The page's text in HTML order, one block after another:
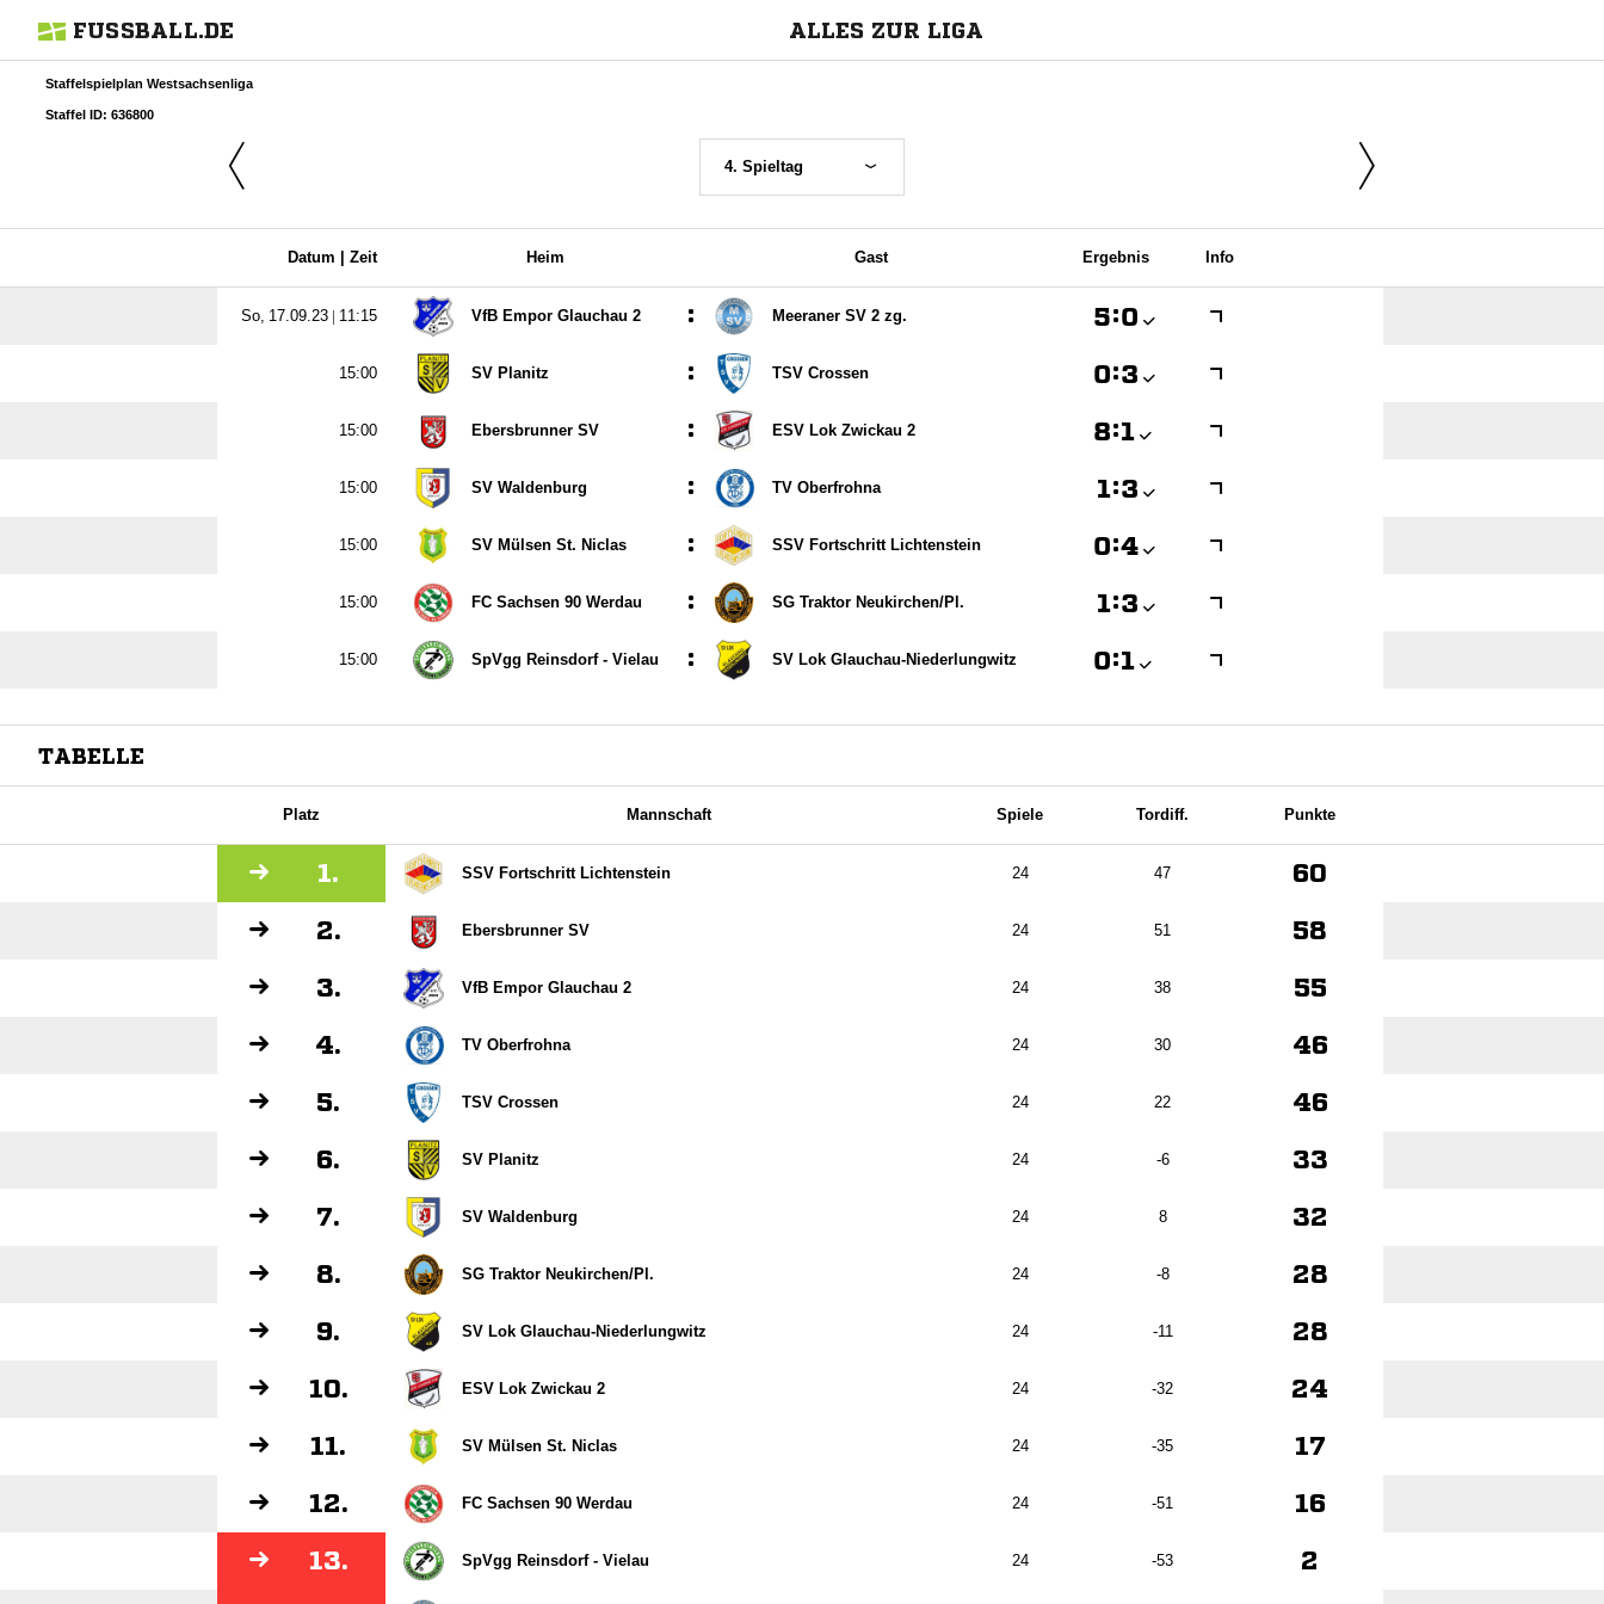
FUSSBALL.DE ALLES ZUR LIGA
Staffelspielplan Westsachsenliga
Staffel ID: 636800
4. Spieltag
Datum | Zeit Heim Gast Ergebnis Info
  |  VfB Empor Glauchau 2 : Meeraner SV 2 zg. :
 SV Planitz : TSV Crossen :
 Ebersbrunner SV : ESV Lok Zwickau 2 :
 SV Waldenburg : TV Oberfrohna :
 SV Mülsen St. Niclas : SSV Fortschritt Lichtenstein :
 FC Sachsen 90 Werdau : SG Traktor Neukirchen/​Pl. :
 SpVgg Reinsdorf - Vielau : SV Lok Glauchau-Niederlungwitz :
TABELLE
Platz Mannschaft Spiele Tordiff. Punkte
1. SSV Fortschritt Lichtenstein 24 47 60
2. Ebersbrunner SV 24 51 58
3. VfB Empor Glauchau 2 24 38 55
4. TV Oberfrohna 24 30 46
5. TSV Crossen 24 22 46
6. SV Planitz 24 -6 33
7. SV Waldenburg 24 8 32
8. SG Traktor Neukirchen/​Pl. 24 -8 28
9. SV Lok Glauchau-Niederlungwitz 24 -11 28
10. ESV Lok Zwickau 2 24 -32 24
11. SV Mülsen St. Niclas 24 -35 17
12. FC Sachsen 90 Werdau 24 -51 16
13. SpVgg Reinsdorf - Vielau 24 -53 2